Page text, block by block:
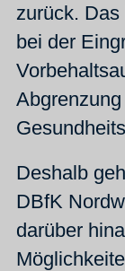
zurück.
bei der
Deshalb
DBfK
darüber